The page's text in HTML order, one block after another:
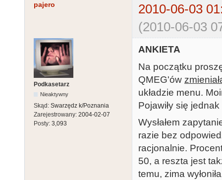
pajero
2010-06-03
(2010-06-03
Podkasetarz
Nieaktywny
Skąd: Swarzędz k/Poznania
Zarejestrowany: 2004-02-07
Posty: 3,093
ANKIETA
Na początku
QMEG'ów
układzie menu.
Pojawiły się
Wysłałem
razie bez
racjonalnie.
50, a reszta jest
temu, zima